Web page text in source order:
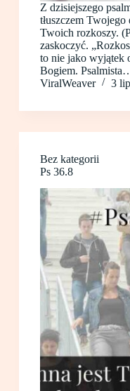
Z dzisiejszego
tłuszczem
Twoich rozkoszy.
zaskoczyć.
to nie jako wyjątek
Bogiem.
ViralWeaver
3
Bez kategorii
Ps 36.8